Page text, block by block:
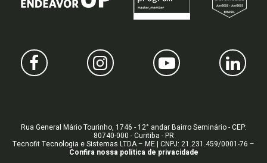
Rua General Mário Tourinho, 1746 - 12° andar Bairro Seminário - CEP:
80740-000 - Curitiba - PR
Tecnofit Tecnologia e Sistemas LTDA – ME | CNPJ: 21.231.459/0001-76 –
Confira nossa política de privacidade